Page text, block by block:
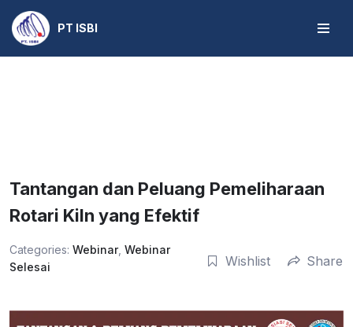
Skip
to
PT ISBI
Tantangan dan Peluang Pemeliharaan
Rotari Kiln yang Efektif
Categories: Webinar, Webinar
Selesai
Wishlist Share